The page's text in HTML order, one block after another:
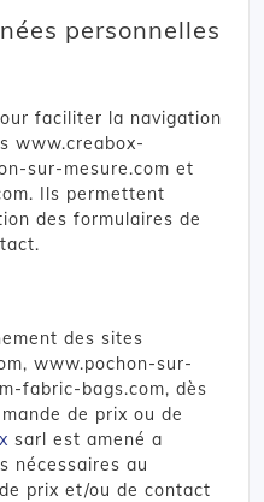
personnelles
faciliter la navigation
www.creabox-
sur-mesure.com et
Ils permettent
des formulaires de
des sites
www.pochon-sur-
fabric-bags.com, dès
de prix ou de
sarl est amené a
nécessaires au
prix et/ou de contact